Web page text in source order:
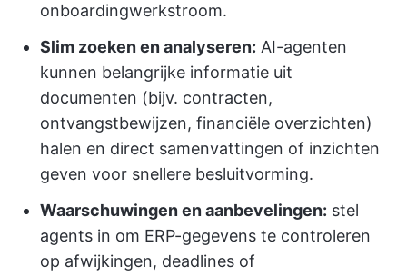
onboardingwerkstroom.
Slim zoeken en analyseren: AI-agenten
kunnen belangrijke informatie uit
documenten (bijv. contracten,
ontvangstbewijzen, financiële overzichten)
halen en direct samenvattingen of inzichten
geven voor snellere besluitvorming.
Waarschuwingen en aanbevelingen: stel
agents in om ERP-gegevens te controleren
op afwijkingen, deadlines of